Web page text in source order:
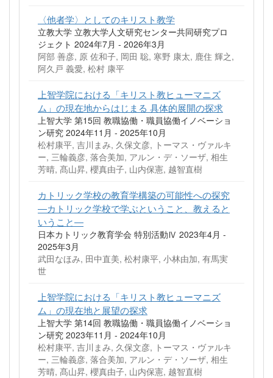
〈他者学〉としてのキリスト教学
立教大学 立教大学人文研究センター共同研究プロ
ジェクト 2024年7月 - 2026年3月
阿部 善彦, 原 佐和子, 岡田 聡, 寒野 康太, 鹿住 輝之,
阿久戸 義愛, 松村 康平
上智学院における「キリスト教ヒューマニズ
ム」の現在地からはじまる 具体的展開の探求
上智大学 第15回 教職協働・職員協働イノベーショ
ン研究 2024年11月 - 2025年10月
松村康平, 吉川まみ, 久保文彦, トーマス・ヴァルキ
ー, 三輪義彦, 落合美加, アルン・デ・ソーザ, 相生
芳晴, 髙山昇, 櫻真由子, 山内保憲, 越智直樹
カトリック学校の教育学構築の可能性への探究
―カトリック学校で学ぶということ、教えると
いうこと―
日本カトリック教育学会 特別活動Ⅳ 2023年4月 -
2025年3月
武田なほみ, 田中直美, 松村康平, 小林由加, 有馬実
世
上智学院における「キリスト教ヒューマニズ
ム」の現在地と展望の探求
上智大学 第14回 教職協働・職員協働イノベーショ
ン研究 2023年11月 - 2024年10月
松村康平, 吉川まみ, 久保文彦, トーマス・ヴァルキ
ー, 三輪義彦, 落合美加, アルン・デ・ソーザ, 相生
芳晴, 髙山昇, 櫻真由子, 山内保憲, 越智直樹